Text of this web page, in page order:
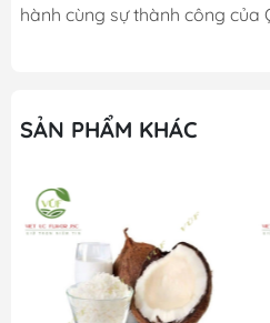
hành cùng sự thành công của
SẢN PHẨM KHÁC